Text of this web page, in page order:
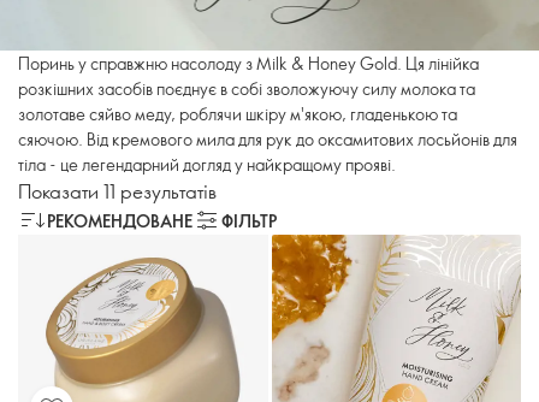
Поринь у справжню насолоду з Milk & Honey Gold. Ця лінійка
розкішних засобів поєднує в собі зволожуючу силу молока та
золотаве сяйво меду, роблячи шкіру м'якою, гладенькою та
сяючою. Від кремового мила для рук до оксамитових лосьйонів для
тіла - це легендарний догляд у найкращому прояві.
Показати 11 результатів
РЕКОМЕНДОВАНЕ ФІЛЬТР